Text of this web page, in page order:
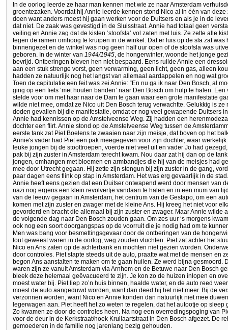
In de oorlog leerde ze haar man kennen met wie ze naar Amsterdam
groentezaken. Voordat hij Annie leerde kennen stond Nico al in één van
doen want anders moest hij gaan werken voor de Duitsers en als je in de
dat niet. De zaak was gevestigd in de Sluisstraat. Annie had totaal geen
veiling en Annie zag dat de kisten ‘stoofsla’ vol zaten met luis. Ze zette alle
tegen de ramen omhoog te kruipen in de winkel. Dat er luis op de sla zat
binnengezet en de winkel was nog geen half uur open of de stoofsla was
geboren. In de winter van 1944/1945 , de hongerwinter, woonde het jonge
bevrijd. Ontberingen bleven hen niet bespaard. Eens ruilde Annie een
aan een stuk strenge vorst, geen verwarming, geen licht, geen gas, alleen
hadden ze natuurlijk nog het langst van allemaal aardappelen en nog wat
Toen de capitulatie een feit was zei Annie: “En nu ga ik naar Den Bosch, al
ging op een fiets ‘met houten banden’ naar Den Bosch om hulp te halen.
stelde voor om met haar naar de Dam te gaan waar een grote manifestatie
wilde niet mee, omdat ze Nico uit Den Bosch terug verwachtte. Gelukkig is
doden gevallen bij die manifestatie, omdat er nog veel gewapende Duitsers
Annie had kennissen op de Amstelveense Weg. Zij hadden een
dochter een flirt. Annie stond op de Amstelveense Weg tussen de
eerste tank zat Piet Boelens te zwaaien naar zijn meisje, dat boven op het
Annie's vader had Piet een pak meegegeven voor zijn dochter, waar
leuke jongen bij de stoottroepen, voerde niet veel uit en vader Jo had
pak bij zijn zuster in Amsterdam terecht kwam. Nou daar zat hij dan op de
jongen, omhangen met bloemen en armbandjes die hij van de meisjes had
mee door Utrecht gegaan. Hij zette zijn stengun bij zijn zuster in de gang,
paar dagen eens flink op stap in Amsterdam. Het was erg gevaarlijk in de
Annie heeft eens gezien dat een Duitser ontwapend werd door mensen van
nazi nog ergens een klein revolvertje vandaan te halen en in een mum van
van de leeuw gegaan in Amsterdam, het centrum van de Gestapo, om een
komen met zijn zuster en zwager met de kleine Ans. Hij kreeg het niet voor
gevorderd en bracht die allemaal bij zijn zuster en zwager. Maar Annie wilde
de volgende dag naar Den Bosch zouden gaan. Om zes uur ‘s morgens
ook nog een soort doorgangspas op de voorruit die je nodig had om te
Men was bang voor besmettingsgevaar door de ontberingen van de
fout geweest waren in de oorlog, weg zouden vluchten. Piet zat achter het
Nico en Ans zaten op de achterbank en mochten niet gezien worden.
door controles. Piet stapte steeds uit de auto, praatte wat met de mensen en
begon Ans aanstalten te maken om te gaan huilen. Ze werd bijna
waren zijn ze vanuit Amsterdam via Arnhem en de Betuwe naar Den Bosch
bleek deze helemaal geëvacueerd te zijn. Je kon zo de huizen inlopen en
moest water bij. Piet liep zo’n huis binnen, haalde water, en de auto reed
moest de auto aangeduwd worden, want dan deed hij het niet meer. Bij de
verzonnen worden, want Nico en Annie konden dan natuurlijk niet mee
legerwagen aan. Piet heeft het zo weten te regelen, dat het autootje op
Zo kwamen ze door de controles heen. Na nog een overredingspoging van
voor de deur in de Kerkstraat/hoek Krullaartstraat in Den Bosch afgezet. De
gemoederen in de familie nog jarenlang bezig gehouden.